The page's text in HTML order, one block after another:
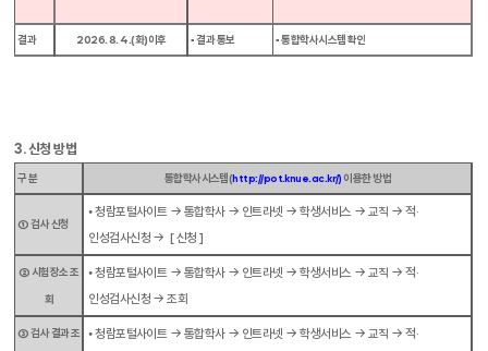
결과 2026. 8. 4.(화)이후 ▪ 결과 통보 ▪ 통합학사시스템 확인
3.신청 방법
구 분 통합학사시스템(http://pot.knue.ac.kr/) 이용한 방법
① 검사 신청
⦁ 청람포털사이트 → 통합학사 → 인트라넷 → 학생서비스 → 교직 → 적·
인성검사신청 → [신청]
② 시험장소 조
회
⦁ 청람포털사이트 → 통합학사 → 인트라넷 → 학생서비스 → 교직 → 적·
인성검사신청 → 조회
③ 검사 결과 조 ⦁ 청람포털사이트 → 통합학사 → 인트라넷 → 학생서비스 → 교직 → 적·